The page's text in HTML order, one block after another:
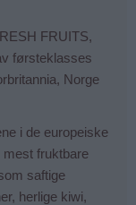
FRUITS,
førsteklasses
Norge
i de europeiske
mest fruktbare
saftige
herlige kiwi,